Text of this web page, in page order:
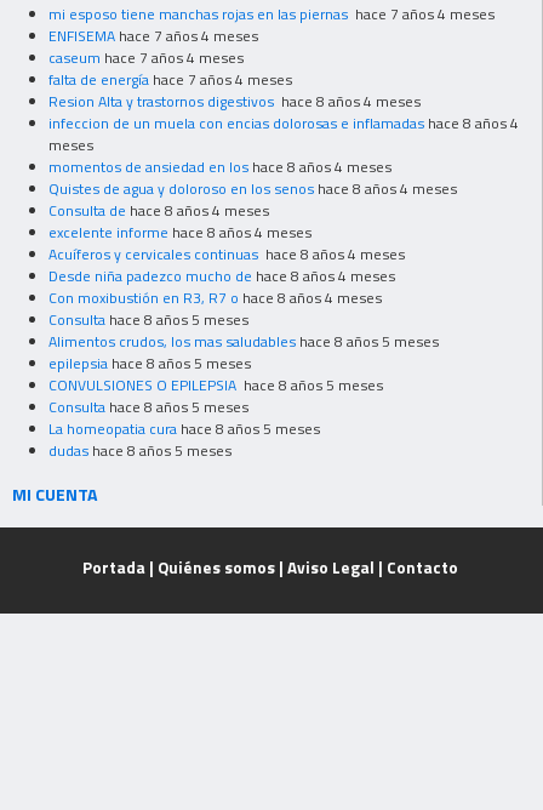
mi esposo tiene manchas rojas en las piernas hace 7 años 4 meses
ENFISEMA hace 7 años 4 meses
caseum hace 7 años 4 meses
falta de energía hace 7 años 4 meses
Resion Alta y trastornos digestivos hace 8 años 4 meses
infeccion de un muela con encias dolorosas e inflamadas hace 8 años 4
meses
momentos de ansiedad en los hace 8 años 4 meses
Quistes de agua y doloroso en los senos hace 8 años 4 meses
Consulta de hace 8 años 4 meses
excelente informe hace 8 años 4 meses
Acuíferos y cervicales continuas hace 8 años 4 meses
Desde niña padezco mucho de hace 8 años 4 meses
Con moxibustión en R3, R7 o hace 8 años 4 meses
Consulta hace 8 años 5 meses
Alimentos crudos, los mas saludables hace 8 años 5 meses
epilepsia hace 8 años 5 meses
CONVULSIONES O EPILEPSIA hace 8 años 5 meses
Consulta hace 8 años 5 meses
La homeopatia cura hace 8 años 5 meses
dudas hace 8 años 5 meses
MI CUENTA
Portada | Quiénes somos| Aviso Legal | Contacto